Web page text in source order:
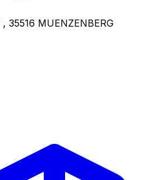
, 35516 MUENZENBERG